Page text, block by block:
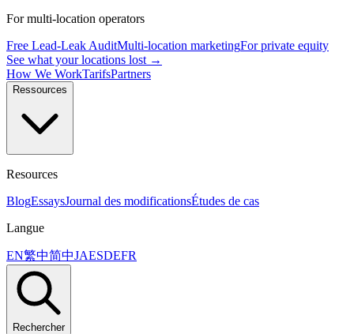
For multi-location operators
Free Lead-Leak AuditMulti-location marketingFor private equity
See what your locations lost →
How We WorkTarifsPartners
Ressources
Resources
BlogEssaysJournal des modificationsÉtudes de cas
Langue
EN繁中简中JAESDEFR
Rechercher